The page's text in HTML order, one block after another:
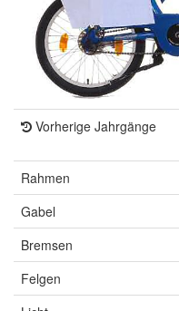
Vorherige Jahrgänge
Rahmen
Gabel
Bremsen
Felgen